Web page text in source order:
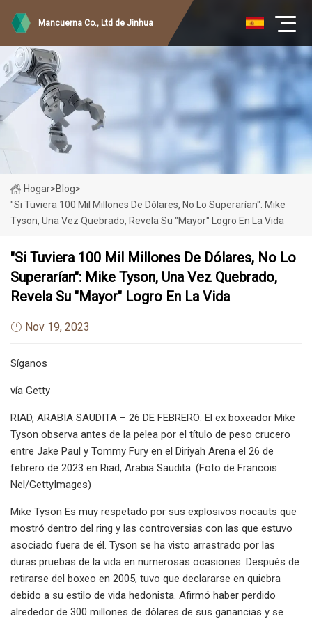
Mancuerna Co., Ltd de Jinhua
Hogar>Blog>
"Si Tuviera 100 Mil Millones De Dólares, No Lo Superarían": Mike
Tyson, Una Vez Quebrado, Revela Su "mayor" Logro En La Vida
"Si Tuviera 100 Mil Millones De Dólares, No Lo
Superarían": Mike Tyson, Una Vez Quebrado,
Revela Su "mayor" Logro En La Vida
Nov 19, 2023
Síganos
vía Getty
RIAD, ARABIA SAUDITA – 26 DE FEBRERO: El ex boxeador Mike
Tyson observa antes de la pelea por el título de peso crucero
entre Jake Paul y Tommy Fury en el Diriyah Arena el 26 de
febrero de 2023 en Riad, Arabia Saudita. (Foto de Francois
Nel/GettyImages)
Mike Tyson Es muy respetado por sus explosivos nocauts que
mostró dentro del ring y las controversias con las que estuvo
asociado fuera de él. Tyson se ha visto arrastrado por las
duras pruebas de la vida en numerosas ocasiones. Después de
retirarse del boxeo en 2005, tuvo que declararse en quiebra
debido a su estilo de vida hedonista. Afirmó haber perdido
alrededor de 300 millones de dólares de sus ganancias y se